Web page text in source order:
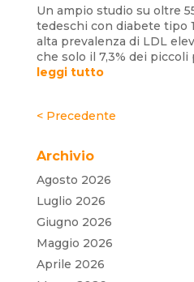
Un ampio studio su oltre
tedeschi con diabete tipo
alta prevalenza di LDL
che solo il 7,3% dei piccoli
leggi tutto
Archivio
Agosto 2026
Luglio 2026
Giugno 2026
Maggio 2026
Aprile 2026